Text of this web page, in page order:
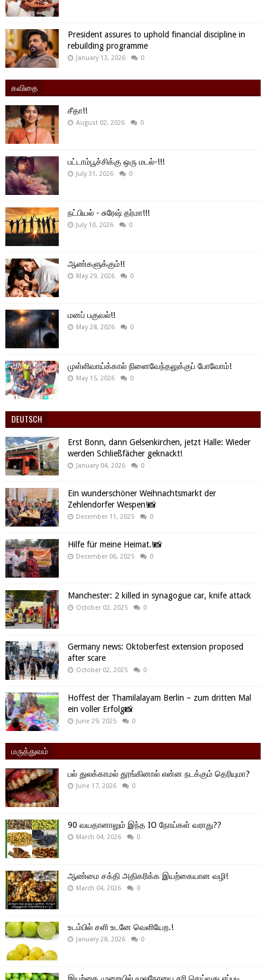
President assures to uphold financial discipline in
rebuilding programme
January 13, 2026 0
கவிதை
சீதா!!
August 02, 2026 0
பட்டாம்பூச்சிக்கு ஒரு மடல்-!!!
July 31, 2026 0
நட்பியல் - சுரேஷ் தர்மா!!!
July 10, 2026 0
ஆண்களுக்கும்!!
May 29, 2026 0
மனப் பகுவல்!!
May 28, 2026 0
முள்ளிவாய்க்கால் நினைவேந்தலுக்குப் போவோம்!
May 15, 2026 0
DEUTSCH
Erst Bonn, dann Gelsenkirchen, jetzt Halle: Wieder
werden Schließfächer geknackt!
January 04, 2026 0
Ein wunderschöner Weihnachtsmarkt der
Zehlendorfer Wespen!📸
December 11, 2025 0
Hilfe für meine Heimat.!📸
December 06, 2025 0
Manchester: 2 killed in synagogue car, knife attack
October 02, 2025 0
Germany news: Oktoberfest extension proposed
after scare
October 02, 2025 0
Hoffest der Thamilalayam Berlin – zum dritten Mal
ein voller Erfolg📸
June 29, 2025 0
மருத்துவம்
பல் துலக்காமல் தூங்கினால் என்ன நடக்கும் தெரியுமா?
June 17, 2026 0
90 வயதானாலும் இந்த IO நோய்கள் வராது??
March 04, 2026 0
ஆண்மை சக்தி அதிகரிக்க இயற்கையான வழி!
March 04, 2026 0
உடம்பில் சளி உடனே வெளியேற.!
January 28, 2026 0
இயற்கை முறையில் மூலநோயை சரி செய்வது எப்படி